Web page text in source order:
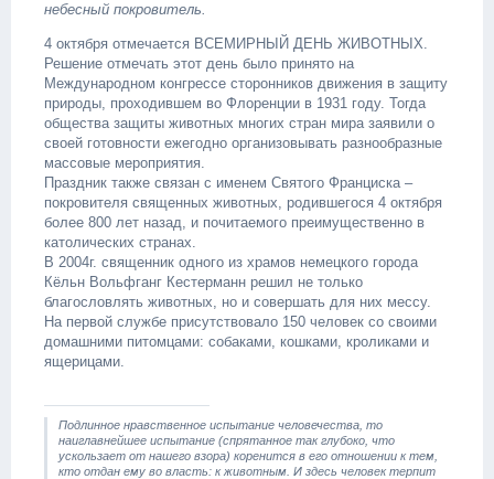
небесный покровитель.
4 октября отмечается ВСЕМИРНЫЙ ДЕНЬ ЖИВОТНЫХ.
Решение отмечать этот день было принято на
Международном конгрессе сторонников движения в защиту
природы, проходившем во Флоренции в 1931 году. Тогда
общества защиты животных многих стран мира заявили о
своей готовности ежегодно организовывать разнообразные
массовые мероприятия.
Праздник также связан с именем Святого Франциска –
покровителя священных животных, родившегося 4 октября
более 800 лет назад, и почитаемого преимущественно в
католических странах.
В 2004г. священник одного из храмов немецкого города
Кёльн Вольфганг Кестерманн решил не только
благословлять животных, но и совершать для них мессу.
На первой службе присутствовало 150 человек со своими
домашними питомцами: собаками, кошками, кроликами и
ящерицами.
Подлинное нравственное испытание человечества, то
наиглавнейшее испытание (спрятанное так глубоко, что
ускользает от нашего взора) коренится в его отношении к тем,
кто отдан ему во власть: к животным. И здесь человек терпит